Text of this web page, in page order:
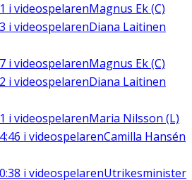
i videospelarenMagnus Ek (C)
i videospelarenDiana Laitinen
i videospelarenMagnus Ek (C)
i videospelarenDiana Laitinen
i videospelarenMaria Nilsson (L)
i videospelarenCamilla Hansén
i videospelarenUtrikesminister